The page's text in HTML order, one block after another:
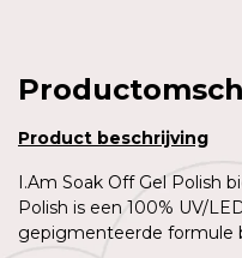
Product beschrijving
I.Am Soak Off Gel Polish
Polish is een 100% UV/
gepigmenteerde formule